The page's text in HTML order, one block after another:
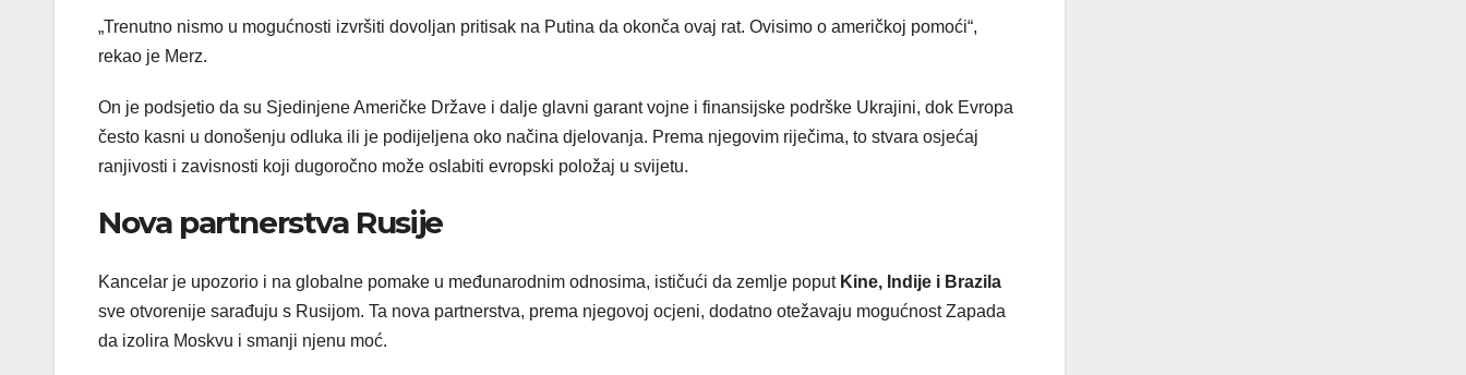
„Trenutno nismo u mogućnosti izvršiti dovoljan pritisak na Putina da okonča ovaj rat. Ovisimo o američkoj pomoći“,
rekao je Merz.
On je podsjetio da su Sjedinjene Američke Države i dalje glavni garant vojne i finansijske podrške Ukrajini, dok Evropa
često kasni u donošenju odluka ili je podijeljena oko načina djelovanja. Prema njegovim riječima, to stvara osjećaj
ranjivosti i zavisnosti koji dugoročno može oslabiti evropski položaj u svijetu.
Nova partnerstva Rusije
Kancelar je upozorio i na globalne pomake u međunarodnim odnosima, ističući da zemlje poput Kine, Indije i Brazila
sve otvorenije sarađuju s Rusijom. Ta nova partnerstva, prema njegovoj ocjeni, dodatno otežavaju mogućnost Zapada
da izolira Moskvu i smanji njenu moć.